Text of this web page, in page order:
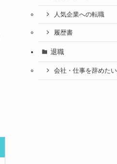
人気企業への転職
履歴書
退職
会社・仕事を辞めた